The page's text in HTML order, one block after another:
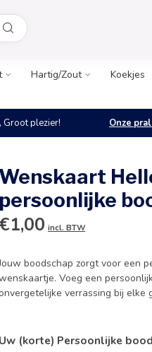
Hartig/Zout Koekjes
Groot plezier! Onze
Wenskaart
persoonlijke
€1,00 incl. BTW
boodschap zorgt voor een
Voeg een
verrassing bij elke
Uw (korte) Persoonlijke